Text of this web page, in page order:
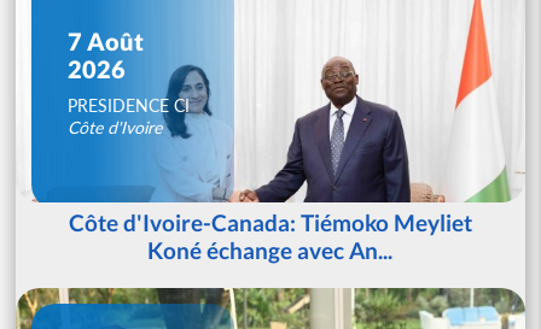
7 Août
2026
PRESIDENCE CI
Côte d'Ivoire
Côte d'Ivoire-Canada: Tiémoko Meyliet
Koné échange avec An...